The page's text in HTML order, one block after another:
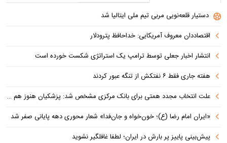
دستیار قلعه‌نویی مربی تیم ملی ایتالیا شد
اقتصاددان معروف آمریکایی: خداحافظ پترودلار
انتشار اخبار جعلی توسط ترامپ یک استراتژی شکست خورده است
هفته جاری فقط ۶ نفتکش از تنگه عبور کردند
علت انتخاب مجدد همتی برای بانک مرکزی مشخص شد: پزشکیان هنوز هم متوجه نشده است چرا همتی استیضاح شد!
«ایران امام رضا (ع)؛ خون‌خواه و جان‌فدا» شعار محوری دهه پایانی صفر شد
پیش‌بینی پاییز پر بارش در ایران؛ لطفا غافلگیر نشوید